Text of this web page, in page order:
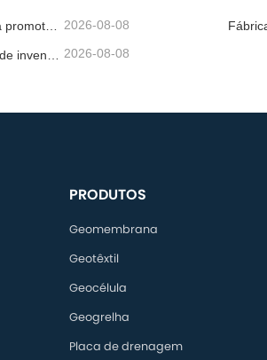
Fornecedor de geomembrana para promotores de infraestruturas 2026-08-08
2026-08-08
PRODUTOS
Geomembrana
Geotêxtil
Geocélula
Geogrelha
Placa de drenagem